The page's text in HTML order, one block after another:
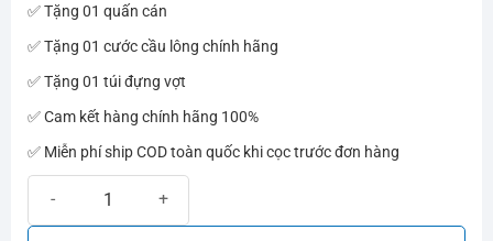
✅ Tặng 01 quấn cán
✅ Tặng 01 cước cầu lông chính hãng
✅ Tặng 01 túi đựng vợt
✅ Cam kết hàng chính hãng 100%
✅ Miễn phí ship COD toàn quốc khi cọc trước đơn hàng